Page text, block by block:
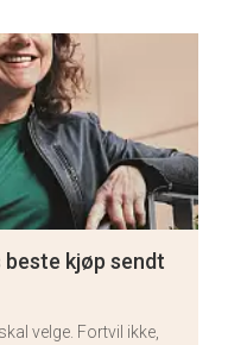
beste kjøp sendt
velge. Fortvil ikke,